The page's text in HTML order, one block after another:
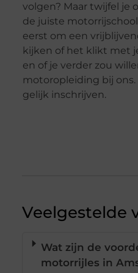
volgen? Maar twijfel je
de juiste motorrijschool
eerst om een
kijken of het klikt met
en of je verder zou
motoropleiding bij
gelijk inschrijven.
Veelgestelde
Wat zijn de
motorrijles in